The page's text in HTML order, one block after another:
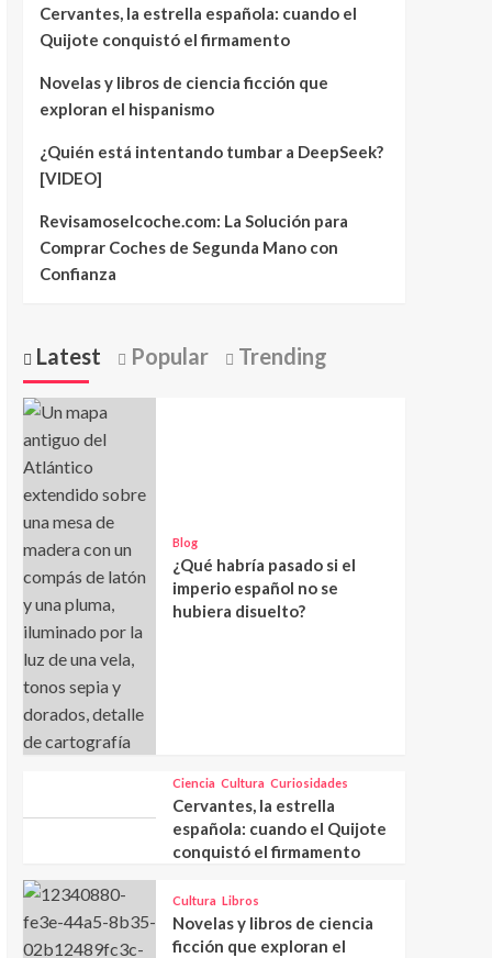
Cervantes, la estrella española: cuando el
Quijote conquistó el firmamento
Novelas y libros de ciencia ficción que
exploran el hispanismo
¿Quién está intentando tumbar a DeepSeek?
[VIDEO]
Revisamoselcoche.com: La Solución para
Comprar Coches de Segunda Mano con
Confianza
Latest Popular Trending
Blog
¿Qué habría pasado si el
imperio español no se
hubiera disuelto?
Ciencia Cultura Curiosidades
Cervantes, la estrella
española: cuando el Quijote
conquistó el firmamento
Cultura Libros
Novelas y libros de ciencia
ficción que exploran el